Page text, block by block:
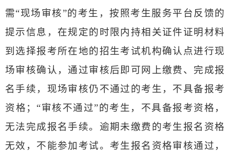
需“现场审核”的考生，按照考生服务平台反馈的
提示信息，在规定的时限内持相关证件证明材料
到选择报考所在地的招生考试机构确认点进行现
场审核确认，通过审核后即可网上缴费、完成报
名手续，现场审核仍不通过的考生，不具备报考
资格；“审核不通过”的考生，不具备报考资格，
无法完成报名手续。逾期未缴费的考生报名资格
无效，不能参加考试。考生报名资格审核通过，